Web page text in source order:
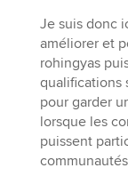
Je suis donc
améliorer et
rohingyas
qualifications
pour garder
lorsque les
puissent